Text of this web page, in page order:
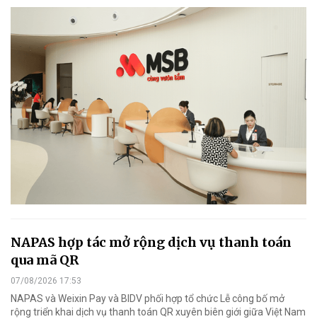
NAPAS hợp tác mở rộng dịch vụ thanh toán
qua mã QR
07/08/2026 17:53
NAPAS và Weixin Pay và BIDV phối hợp tổ chức Lễ công bố mở
rộng triển khai dịch vụ thanh toán QR xuyên biên giới giữa Việt Nam